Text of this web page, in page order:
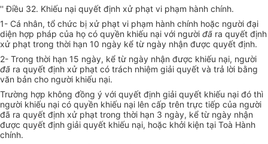
'' Điều 32. Khiếu nại quyết định xử phạt vi phạm hành chính.
1- Cá nhân, tổ chức bị xử phạt vi phạm hành chính hoặc người đại
diện hợp pháp của họ có quyền khiếu nại với người đã ra quyết định
xử phạt trong thời hạn 10 ngày kể từ ngày nhận được quyết định.
2- Trong thời hạn 15 ngày, kể từ ngày nhận được khiếu nại, người
đã ra quyết định xử phạt có trách nhiệm giải quyết và trả lời bằng
văn bản cho người khiếu nại.
Trường hợp không đồng ý với quyết định giải quyết khiếu nại đó thì
người khiếu nại có quyền khiếu nại lên cấp trên trực tiếp của người
đã ra quyết định xử phạt trong thời hạn 3 ngày, kể từ ngày nhận
được quyết định giải quyết khiếu nại, hoặc khởi kiện tại Toà Hành
chính.